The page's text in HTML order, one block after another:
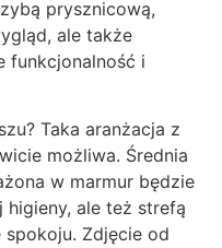
prysznicową,
ale także
funkcjonalność i
Taka aranżacja z
możliwa. Średnia
w marmur będzie
higieny, ale też strefą
spokoju. Zdjęcie od